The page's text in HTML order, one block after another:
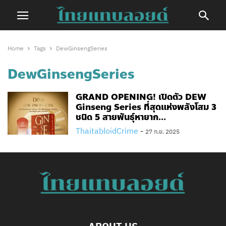
Home Tags DewGinsengSeries
DewGinsengSeries
GRAND OPENING! เปิดตัว DEW
Ginseng Series ที่สุดแห่งพลังโสม 3
ชนิด 5 สายพันธุ์หายาก...
ThaitabloidCrime - 27 ก.ย. 2025